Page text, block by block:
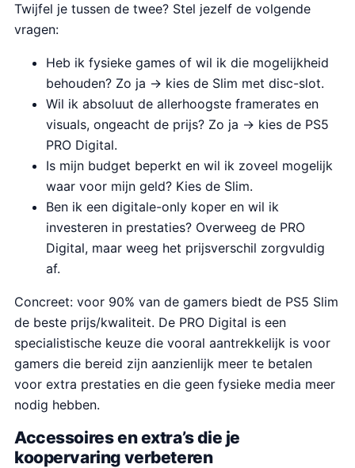
Twijfel je tussen de twee? Stel jezelf de volgende
vragen:
Heb ik fysieke games of wil ik die mogelijkheid
behouden? Zo ja → kies de Slim met disc-slot.
Wil ik absoluut de allerhoogste framerates en
visuals, ongeacht de prijs? Zo ja → kies de PS5
PRO Digital.
Is mijn budget beperkt en wil ik zoveel mogelijk
waar voor mijn geld? Kies de Slim.
Ben ik een digitale-only koper en wil ik
investeren in prestaties? Overweeg de PRO
Digital, maar weeg het prijsverschil zorgvuldig
af.
Concreet: voor 90% van de gamers biedt de PS5 Slim
de beste prijs/kwaliteit. De PRO Digital is een
specialistische keuze die vooral aantrekkelijk is voor
gamers die bereid zijn aanzienlijk meer te betalen
voor extra prestaties en die geen fysieke media meer
nodig hebben.
Accessoires en extra’s die je
koopervaring verbeteren